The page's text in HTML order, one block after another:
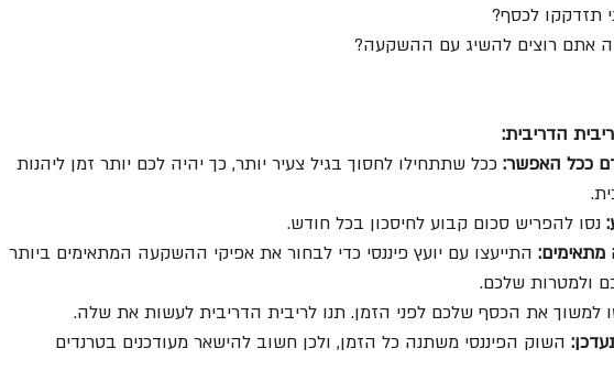
תזדקקו לכסף?
אתם רוצים להשיג עם ההשקעה?
הדריבית:
ככל האפשר: ככל שתתחילו לחסוך בגיל צעיר יותר, כך יהיה לכם יותר זמן ליהנות
נסו להפריש סכום קבוע לחיסכון בכל חודש.
התייעצו עם יועץ פיננסי כדי לבחור את אפיקי ההשקעה המתאימים ביותר
ולמטרות שלכם.
למשוך את הכסף שלכם לפני הזמן. תנו לריבית הדריבית לעשות את שלה.
השוק הפיננסי משתנה כל הזמן, ולכן חשוב להישאר מעודכנים בטרנדים